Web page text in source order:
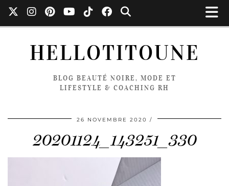
HELLOTITOUNE
BLOG BEAUTÉ NOIRE, MODE ET
LIFESTYLE & COACHING RH
26 NOVEMBRE 2020
20201124_143251_330